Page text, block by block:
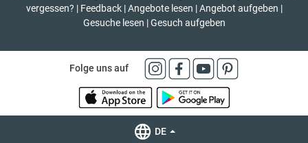
vergessen? | Feedback | Angebote lesen | Angebot aufgeben |
Gesuche lesen | Gesuch aufgeben
Folge uns auf
DE